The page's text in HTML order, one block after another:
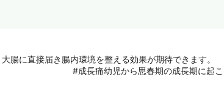
腸に直接届き腸内環境を整える効果が期待できます。
#成長痛幼児から思春期の成長期に起